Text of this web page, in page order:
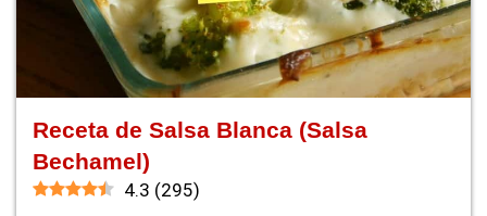
Receta de Salsa Blanca (Salsa
Bechamel)
4.3 (295)